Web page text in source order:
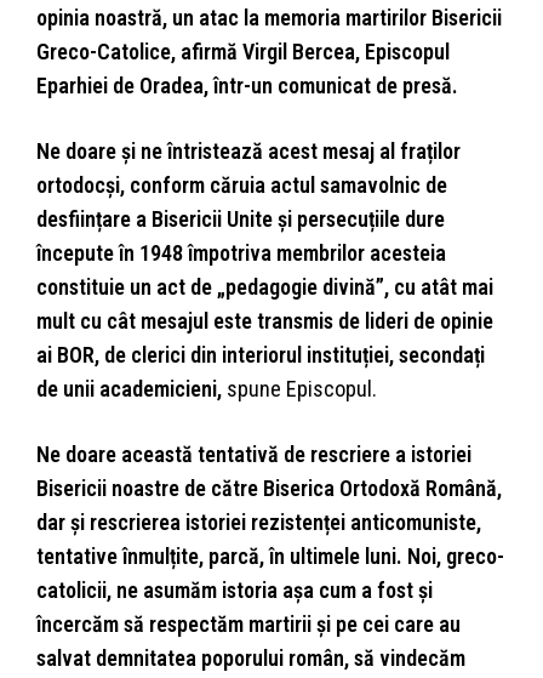
opinia noastră, un atac la memoria martirilor Bisericii
Greco-Catolice, afirmă Virgil Bercea, Episcopul
Eparhiei de Oradea, într-un comunicat de presă.
Ne doare și ne întristează acest mesaj al fraților
ortodocși, conform căruia actul samavolnic de
desființare a Bisericii Unite și persecuțiile dure
începute în 1948 împotriva membrilor acesteia
constituie un act de „pedagogie divină”, cu atât mai
mult cu cât mesajul este transmis de lideri de opinie
ai BOR, de clerici din interiorul instituției, secondați
de unii academicieni, spune Episcopul.
Ne doare această tentativă de rescriere a istoriei
Bisericii noastre de către Biserica Ortodoxă Română,
dar și rescrierea istoriei rezistenței anticomuniste,
tentative înmulțite, parcă, în ultimele luni. Noi, greco-
catolicii, ne asumăm istoria așa cum a fost și
încercăm să respectăm martirii și pe cei care au
salvat demnitatea poporului român, să vindecăm